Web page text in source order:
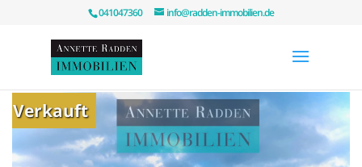
041047360 info@radden-immobilien.de
Verkauft